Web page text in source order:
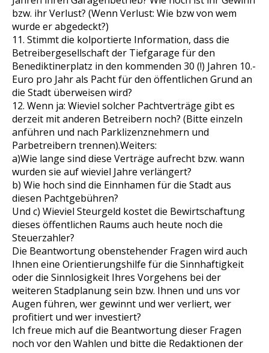
bzw. ihr Verlust? (Wenn Verlust: Wie bzw von wem
wurde er abgedeckt?)
11. Stimmt die kolportierte Information, dass die
Betreibergesellschaft der Tiefgarage für den
Benediktinerplatz in den kommenden 30 (!) Jahren 10.-
Euro pro Jahr als Pacht für den öffentlichen Grund an
die Stadt überweisen wird?
12. Wenn ja: Wieviel solcher Pachtverträge gibt es
derzeit mit anderen Betreibern noch? (Bitte einzeln
anführen und nach Parklizenznehmern und
Parbetreibern trennen).Weiters:
a)Wie lange sind diese Verträge aufrecht bzw. wann
wurden sie auf wieviel Jahre verlängert?
b) Wie hoch sind die Einnhamen für die Stadt aus
diesen Pachtgebühren?
Und c) Wieviel Steurgeld kostet die Bewirtschaftung
dieses öffentlichen Raums auch heute noch die
Steuerzahler?
Die Beantwortung obenstehender Fragen wird auch
Ihnen eine Orientierungshilfe für die Sinnhaftigkeit
oder die Sinnlosigkeit Ihres Vorgehens bei der
weiteren Stadplanung sein bzw. Ihnen und uns vor
Augen führen, wer gewinnt und wer verliert, wer
profitiert und wer investiert?
Ich freue mich auf die Beantwortung dieser Fragen
noch vor den Wahlen und bitte die Redaktionen der